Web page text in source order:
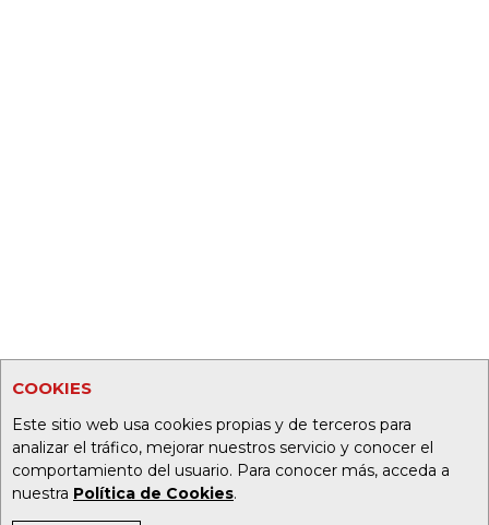
COOKIES
Este sitio web usa cookies propias y de terceros para
analizar el tráfico, mejorar nuestros servicio y conocer el
comportamiento del usuario. Para conocer más, acceda a
nuestra Política de Cookies.